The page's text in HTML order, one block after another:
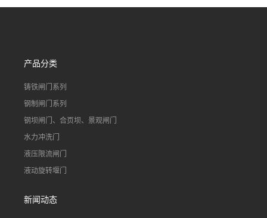
道水库电站污水处理钢制闸
产品分类
铸铁闸门系列
钢制闸门系列
钢坝闸门、合页坝、景观闸门
水力冲洗门
液压限流闸门
液动旋转堰门
新闻动态